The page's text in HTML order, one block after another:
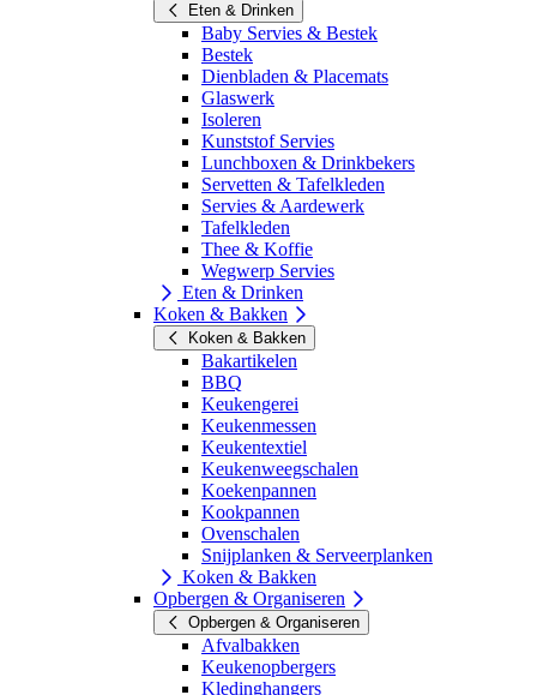
Eten & Drinken
Baby Servies & Bestek
Bestek
Dienbladen & Placemats
Glaswerk
Isoleren
Kunststof Servies
Lunchboxen & Drinkbekers
Servetten & Tafelkleden
Servies & Aardewerk
Tafelkleden
Thee & Koffie
Wegwerp Servies
Eten & Drinken
Koken & Bakken
Koken & Bakken
Bakartikelen
BBQ
Keukengerei
Keukenmessen
Keukentextiel
Keukenweegschalen
Koekenpannen
Kookpannen
Ovenschalen
Snijplanken & Serveerplanken
Koken & Bakken
Opbergen & Organiseren
Opbergen & Organiseren
Afvalbakken
Keukenopbergers
Kledinghangers